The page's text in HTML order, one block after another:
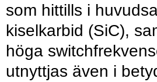
som hittills i
kiselkarbid (SiC),
höga
utnyttjas även i